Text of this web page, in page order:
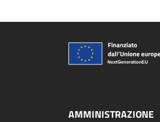
AMMINISTRAZIONE